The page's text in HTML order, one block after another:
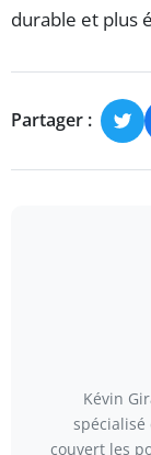
durable et plus
Partager :
Kévin
spécialisé
couvert les